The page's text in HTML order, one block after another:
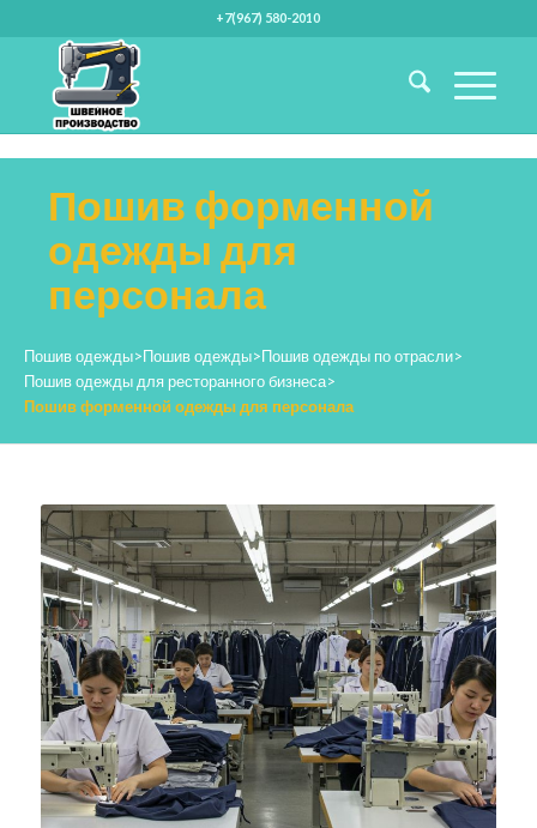
+7(967) 580-2010
Пошив форменной
одежды для
персонала
Пошив одежды>Пошив одежды>Пошив одежды по отрасли>
Пошив одежды для ресторанного бизнеса>
Пошив форменной одежды для персонала